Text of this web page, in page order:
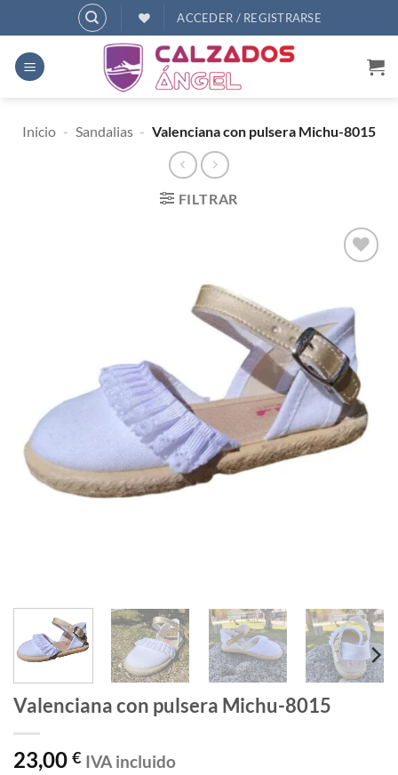
al
contenido
ACCEDER / REGISTRARSE
Inicio - Sandalias - Valenciana con pulsera Michu-8015
FILTRAR
DESEOS
Valenciana con pulsera Michu-8015
23,00 € IVA incluido